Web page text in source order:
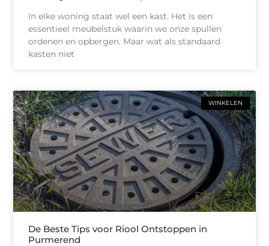
In elke woning staat wel een kast. Het is een
essentieel meubelstuk waarin we onze spullen
ordenen en opbergen. Maar wat als standaard
kasten niet
WINKELEN
De Beste Tips voor Riool Ontstoppen in
Purmerend